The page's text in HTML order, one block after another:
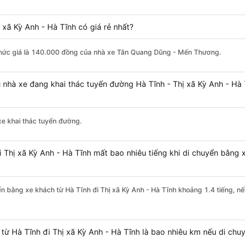
Kỳ Anh - Hà Tĩnh có giá rẻ nhất?
giá là 140.000 đồng của nhà xe Tân Quang Dũng - Mến Thương.
nhà xe đang khai thác tuyến đường Hà Tĩnh - Thị xã Kỳ Anh - Hà
khai thác tuyến đường.
Thị xã Kỳ Anh - Hà Tĩnh mất bao nhiêu tiếng khi di chuyển bằng
bằng xe khách từ Hà Tĩnh đi Thị xã Kỳ Anh - Hà Tĩnh khoảng 1.4 tiếng,
Hà Tĩnh đi Thị xã Kỳ Anh - Hà Tĩnh là bao nhiêu km nếu di